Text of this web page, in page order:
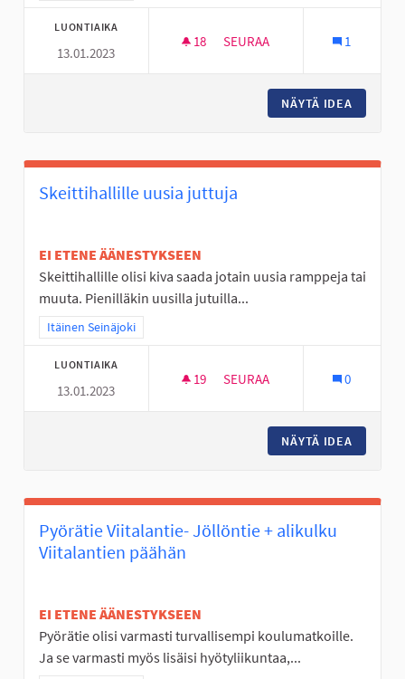
LUONTIAIKA
13.01.2023
18 18 SEURAAJAA
SEURAA 1
NÄYTÄ IDEA
Skeittihallille uusia juttuja
EI ETENE ÄÄNESTYKSEEN
Skeittihallille olisi kiva saada jotain uusia ramppeja tai
muuta. Pienilläkin uusilla jutuilla...
Rajaa tulokset teeman mukaan: Itäinen Seinäjoki
Itäinen Seinäjoki
LUONTIAIKA
13.01.2023
19 19 SEURAAJAA
SEURAA 0
NÄYTÄ IDEA
Pyörätie Viitalantie- Jöllöntie + alikulku
Viitalantien päähän
EI ETENE ÄÄNESTYKSEEN
Pyörätie olisi varmasti turvallisempi koulumatkoille.
Ja se varmasti myös lisäisi hyötyliikuntaa,...